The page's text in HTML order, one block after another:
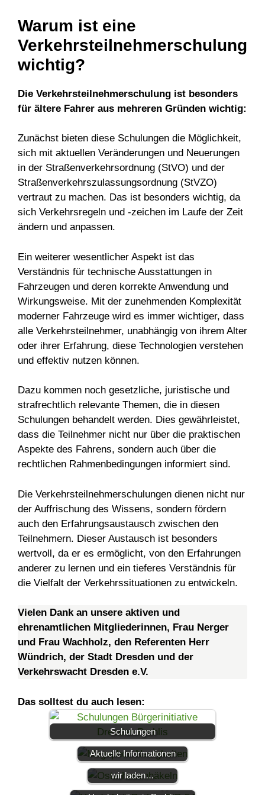
Warum ist eine
Verkehrsteilnehmerschulung
wichtig?
Die Verkehrsteilnehmerschulung ist besonders
für ältere Fahrer aus mehreren Gründen wichtig:
Zunächst bieten diese Schulungen die Möglichkeit,
sich mit aktuellen Veränderungen und Neuerungen
in der Straßenverkehrsordnung (StVO) und der
Straßenverkehrszulassungsordnung (StVZO)
vertraut zu machen. Das ist besonders wichtig, da
sich Verkehrsregeln und -zeichen im Laufe der Zeit
ändern und anpassen.
Ein weiterer wesentlicher Aspekt ist das
Verständnis für technische Ausstattungen in
Fahrzeugen und deren korrekte Anwendung und
Wirkungsweise. Mit der zunehmenden Komplexität
moderner Fahrzeuge wird es immer wichtiger, dass
alle Verkehrsteilnehmer, unabhängig von ihrem Alter
oder ihrer Erfahrung, diese Technologien verstehen
und effektiv nutzen können.
Dazu kommen noch gesetzliche, juristische und
strafrechtlich relevante Themen, die in diesen
Schulungen behandelt werden. Dies gewährleistet,
dass die Teilnehmer nicht nur über die praktischen
Aspekte des Fahrens, sondern auch über die
rechtlichen Rahmenbedingungen informiert sind.
Die Verkehrsteilnehmerschulungen dienen nicht nur
der Auffrischung des Wissens, sondern fördern
auch den Erfahrungsaustausch zwischen den
Teilnehmern. Dieser Austausch ist besonders
wertvoll, da er es ermöglicht, von den Erfahrungen
anderer zu lernen und ein tieferes Verständnis für
die Vielfalt der Verkehrssituationen zu entwickel​​​​n.
Vielen Dank an unsere aktiven und
ehrenamtlichen Mitgliederinnen, Frau Nerger
und Frau Wachholz, den Referenten Herr
Wündrich, der Stadt Dresden und der
Verkehrswacht Dresden e.V.
Das solltest du auch lesen:
Schulungen
Aktuelle Informationen
🐰 Osterhasen für den
Osterstrauß häkeln –
wir laden…
Bilder von der Gruppe